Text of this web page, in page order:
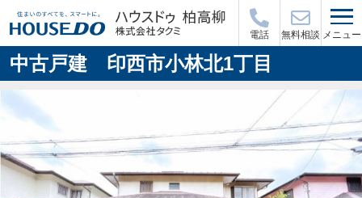
電話 無料相談 メニュー
中古戸建 印西市小林北1丁目